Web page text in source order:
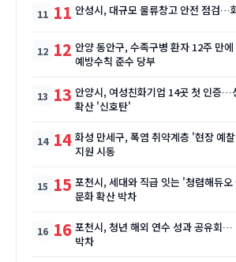
11 안성시, 대규모 물류창고 안전 점검…
12 안양 동안구, 수족구병 환자 12주 만
예방수칙 준수 당부
13 안양시, 여성친화기업 14곳 첫 인증…
확산 '신호탄'
14 화성 만세구, 폭염 취약계층 '현장 예
지원 시동
15 포천시, 세대와 직급 잇는 '청렴해듀
문화 확산 박차
16 포천시, 청년 해외 연수 성과 공유회
박차